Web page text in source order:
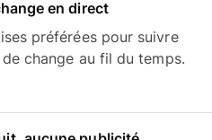
en direct
préférées pour suivre
change au fil du temps.